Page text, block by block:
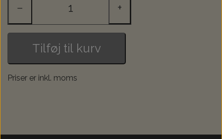
− +
Tilføj til kurv
Priser er inkl. moms